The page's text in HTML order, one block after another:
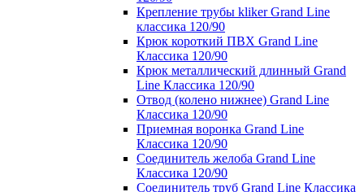
Крепление трубы kliker Grand Line
классика 120/90
Крюк короткий ПВХ Grand Line
Классика 120/90
Крюк металлический длинный Grand
Line Классика 120/90
Отвод (колено нижнее) Grand Line
Классика 120/90
Приемная воронка Grand Line
Классика 120/90
Соединитель желоба Grand Line
Классика 120/90
Соединитель труб Grand Line Классика